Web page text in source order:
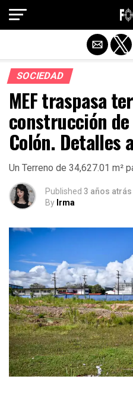
SOCIEDAD
MEF traspasa
construcción
Colón. Detalles
Un Terreno de 34,627.01 m²
Published 3 años atrás
By Irma
Salir de la